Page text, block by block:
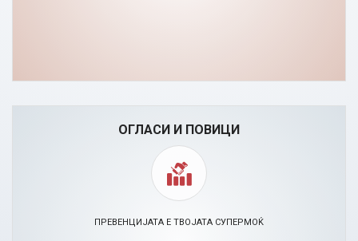
ОГЛАСИ И ПОВИЦИ
ПРЕВЕНЦИЈАТА Е ТВОЈАТА СУПЕРМОЌ